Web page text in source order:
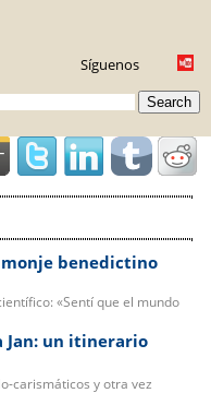
Síguenos
Search
benedictino
«Sentí que el mundo
Jan: un itinerario
carismáticos y otra vez